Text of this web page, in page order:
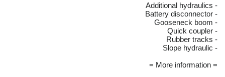
- Additional hydraulics
- Battery disconnector
- Gooseneck boom
- Quick coupler
- Rubber tracks
- Slope hydraulic
= More information =